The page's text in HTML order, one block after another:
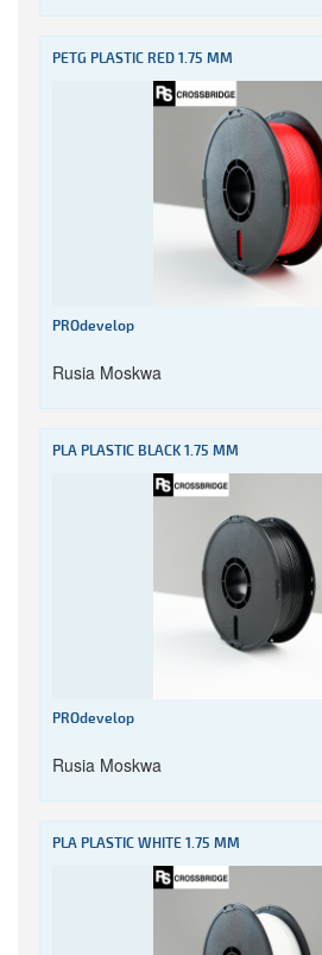
PETG PLASTIC RED 1.75 MM
PROdevelop
Rusia Moskwa
PLA PLASTIC BLACK 1.75 MM
PROdevelop
Rusia Moskwa
PLA PLASTIC WHITE 1.75 MM